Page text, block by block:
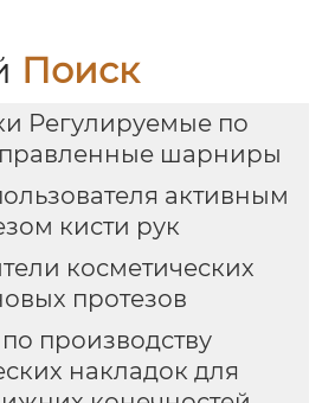
Поиск
Регулируемые по
шарниры
активным
кисти рук
косметических
протезов
производству
накладок для